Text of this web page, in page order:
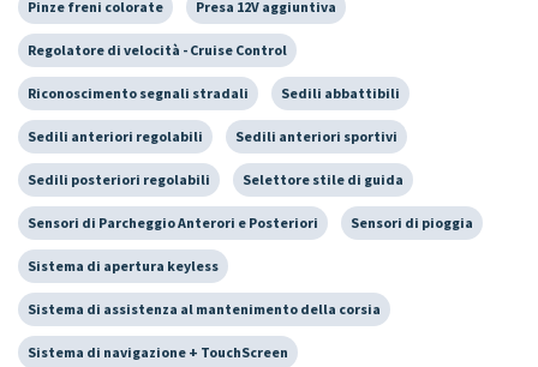
Pinze freni colorate Presa 12V aggiuntiva
Regolatore di velocità - Cruise Control
Riconoscimento segnali stradali Sedili abbattibili
Sedili anteriori regolabili Sedili anteriori sportivi
Sedili posteriori regolabili Selettore stile di guida
Sensori di Parcheggio Anterori e Posteriori Sensori di pioggia
Sistema di apertura keyless
Sistema di assistenza al mantenimento della corsia
Sistema di navigazione + TouchScreen